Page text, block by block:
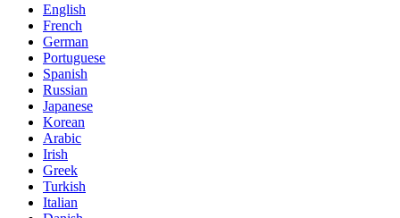
English
French
German
Portuguese
Spanish
Russian
Japanese
Korean
Arabic
Irish
Greek
Turkish
Italian